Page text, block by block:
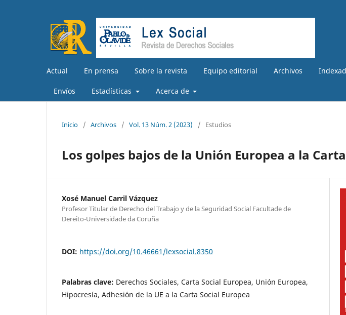
Actual En prensa Sobre la revista Equipo editorial Archivos
Envíos Estadísticas Acerca de
Inicio / Archivos / Vol. 13 Núm. 2 (2023) / Estudios
Los golpes bajos de la Unión Europea a la
Xosé Manuel Carril Vázquez
Profesor Titular de Derecho del Trabajo y de la Seguridad Social Facultade de
Dereito-Universidade da Coruña
DOI: https://doi.org/10.46661/lexsocial.8350
Palabras clave: Derechos Sociales, Carta Social Europea, Unión Europea,
Hipocresía, Adhesión de la UE a la Carta Social Europea